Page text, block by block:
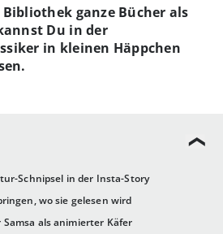
Schnipsel in der Insta-Story
wo sie gelesen wird
Samsa als animierter Käfer
ganze Bücher als
Du in der
in kleinen Häppchen